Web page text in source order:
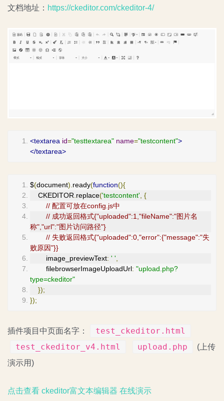
文档地址： https://ckeditor.com/ckeditor-4/
<textarea id="testtextarea" name="testcontent">
</textarea>
$(document). ready(function(){
    CKEDITOR
replace('testcontent' {
// 配置可放在config.js中
// 成功返回格式{"uploaded":1,"fileName":"图片名
称","url":"图片访问路径"}
// 失败返回格式{"uploaded":0,"error":{"message":"失
败原因"}}
        image_previewText
: ' '
        filebrowserImageUploadUrl
: "upload.php?
type=ckeditor"
});
});
插件项目中页面名字：
test_ckeditor.html
test_ckeditor_v4.html
upload.php
(上传
演示用)
点击查看 ckeditor富文本编辑器 在线演示